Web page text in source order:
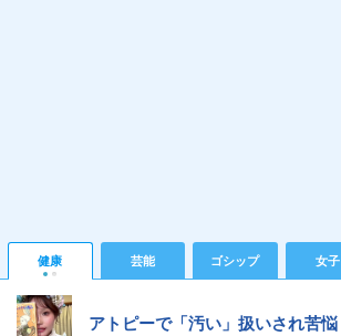
健康 芸能 ゴシップ 女子
アトピーで「汚い」扱いされ苦悩